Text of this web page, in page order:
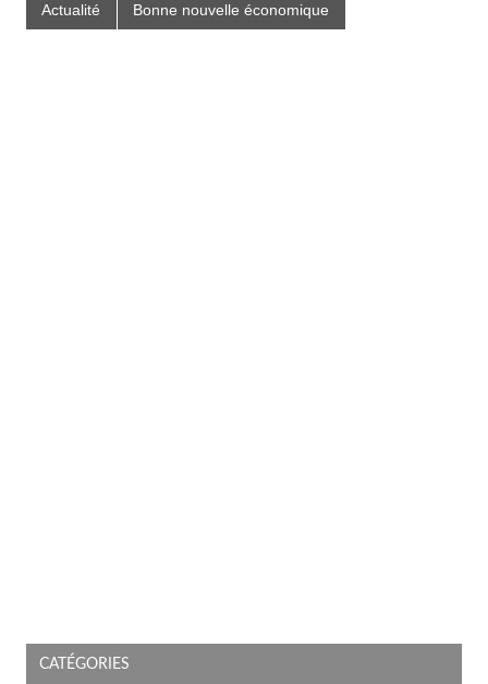
Actualité Bonne nouvelle économique
CATÉGORIES